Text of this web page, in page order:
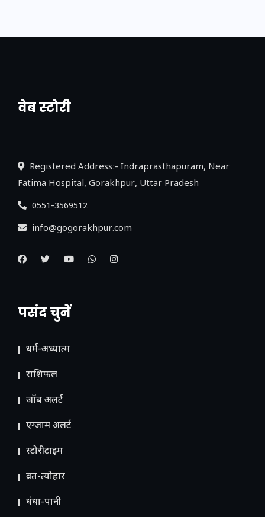
वेब स्टोरी
नया एक्सप्रेसवे: पूर्वांचल का लक, डेवलपमेंट का
Registered Address:- Indraprasthapuram, Near
Fatima Hospital, Gorakhpur, Uttar Pradesh
0551-3569512
info@gogorakhpur.com
पसंद चुनें
धर्म-अध्यात्म
राशिफल
जॉब अलर्ट
एग्जाम अलर्ट
स्टोरीटाइम
व्रत-त्योहार
धंधा-पानी